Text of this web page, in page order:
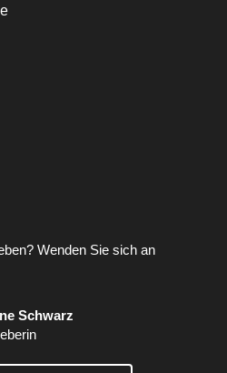
Wenden Sie sich an
Schwarz